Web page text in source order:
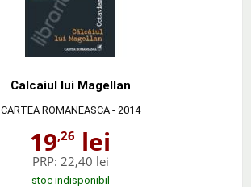
Calcaiul lui Magellan
CARTEA ROMANEASCA- 2014
19,26 lei
PRP: 22,40 lei
stoc indisponibil